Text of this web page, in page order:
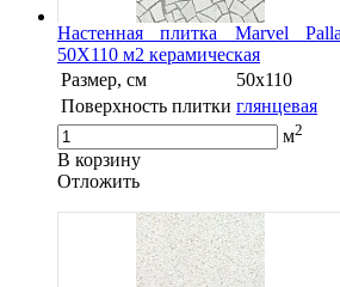
Настенная плитка Marvel
50X110 м2 керамическая
Размер, см
50x110
Поверхность плитки глянцевая
м2
В корзину
Oтложить